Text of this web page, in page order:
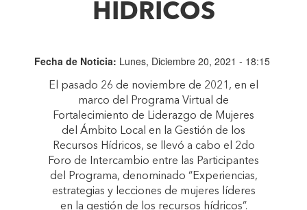
HÍDRICOS
Fecha de Noticia: Lunes, Diciembre 20, 2021 - 18:15
El pasado 26 de noviembre de 2021, en el
marco del Programa Virtual de
Fortalecimiento de Liderazgo de Mujeres
del Ámbito Local en la Gestión de los
Recursos Hídricos, se llevó a cabo el 2do
Foro de Intercambio entre las Participantes
del Programa, denominado “Experiencias,
estrategias y lecciones de mujeres líderes
en la gestión de los recursos hídricos”.